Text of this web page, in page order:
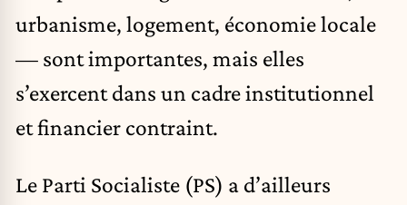
urbanisme, logement, économie locale
— sont importantes, mais elles
s’exercent dans un cadre institutionnel
et financier contraint.
Le Parti Socialiste (PS) a d’ailleurs